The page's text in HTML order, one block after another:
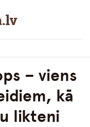
– viens
kā
likteni